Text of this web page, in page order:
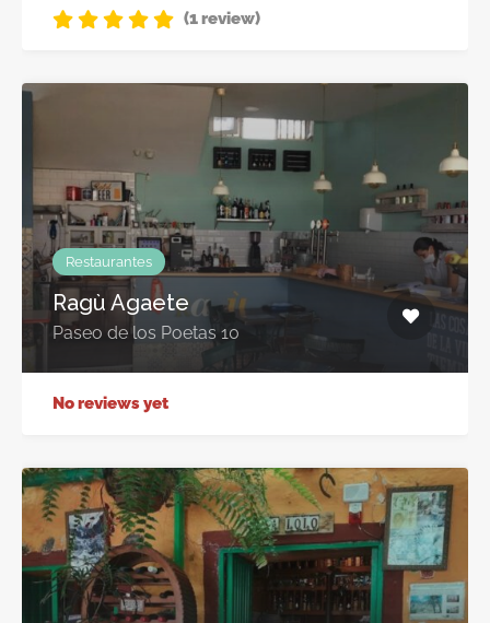
(1 review)
Restaurantes
Ragù Agaete
Paseo de los Poetas 10
No reviews yet